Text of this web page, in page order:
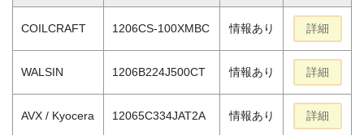
COILCRAFT 1206CS-100XMBC 情報あり 詳細
WALSIN 1206B224J500CT 情報あり 詳細
AVX / Kyocera 12065C334JAT2A 情報あり 詳細